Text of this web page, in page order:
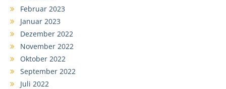
Februar 2023
Januar 2023
Dezember 2022
November 2022
Oktober 2022
September 2022
Juli 2022